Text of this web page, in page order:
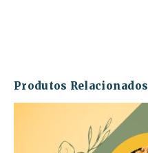
Produtos Relacionados